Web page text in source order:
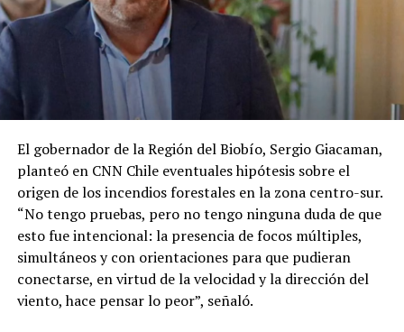
El gobernador de la Región del Biobío, Sergio Giacaman,
planteó en CNN Chile eventuales hipótesis sobre el
origen de los incendios forestales en la zona centro-sur.
“No tengo pruebas, pero no tengo ninguna duda de que
esto fue intencional: la presencia de focos múltiples,
simultáneos y con orientaciones para que pudieran
conectarse, en virtud de la velocidad y la dirección del
viento, hace pensar lo peor”, señaló.